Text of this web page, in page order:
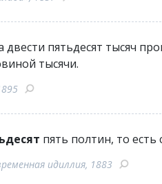
двести пятьдесят тысяч
тысячи.
пять полтин, то есть
идиллия, 1883